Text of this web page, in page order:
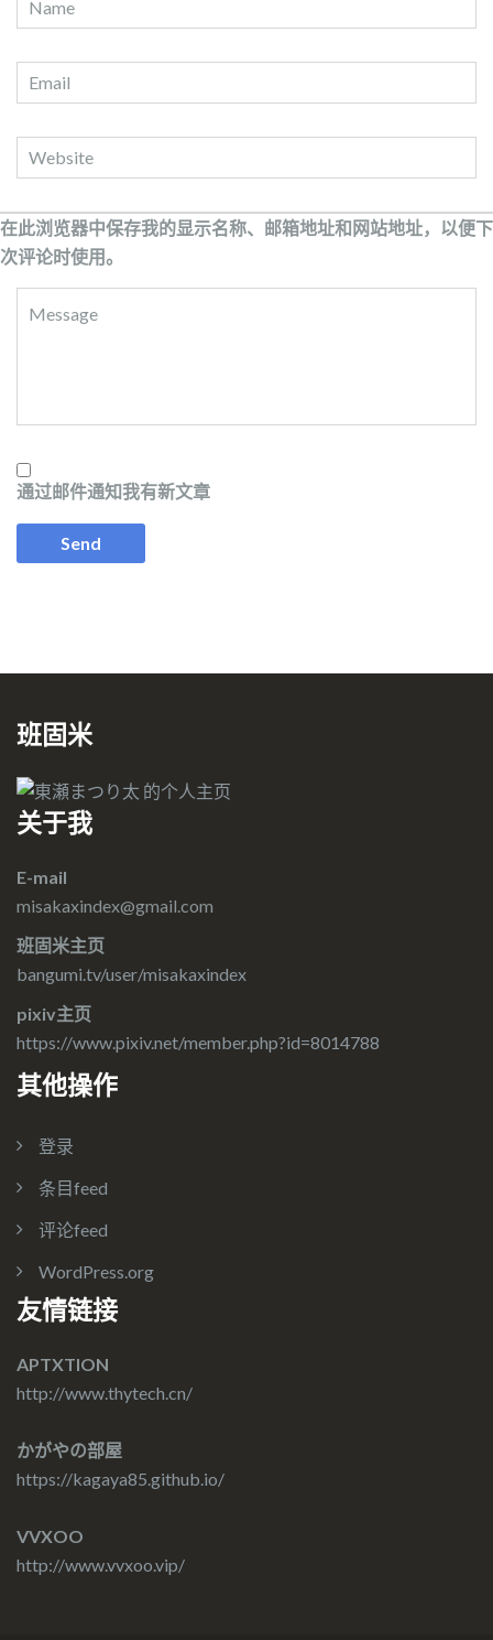
在此浏览器中保存我的显示名称、邮箱地址和网站地址，以便下
次评论时使用。
通过邮件通知我有新文章
班固米
关于我
E-mail
misakaxindex@gmail.com
班固米主页
bangumi.tv/user/misakaxindex
pixiv主页
https://www.pixiv.net/member.php?id=8014788
其他操作
登录
条目feed
评论feed
WordPress.org
友情链接
APTXTION
http://www.thytech.cn/
かがやの部屋
https://kagaya85.github.io/
VVXOO
http://www.vvxoo.vip/